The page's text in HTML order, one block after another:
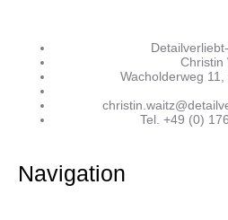
Christin
Wacholderweg
Tel. +49 (0)
Navigation